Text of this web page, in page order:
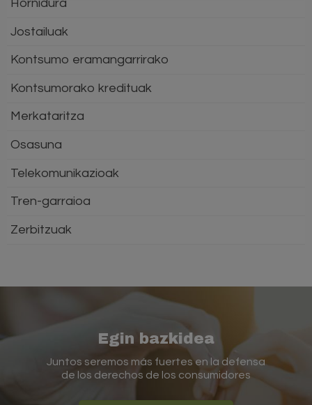
Hornidura
Jostailuak
Kontsumo eramangarrirako
Kontsumorako kredituak
Merkataritza
Osasuna
Telekomunikazioak
Tren-garraioa
Zerbitzuak
Egin bazkidea
Juntos seremos más fuertes en la defensa
de los derechos de los consumidores